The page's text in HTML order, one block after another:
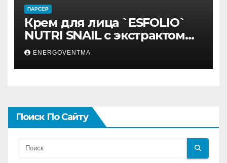
ПАРСЕР
Крем для лица `ESFOLIO`
NUTRI SNAIL с экстрактом
муцина улитки 200 мл
ENERGOVENTMA
Поиск По Сайту